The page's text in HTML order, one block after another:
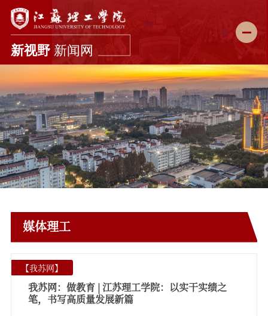
学校要闻
综合新闻
科教动态
媒体理工
图说校园
校报在线
融媒矩阵
媒体理工
【我苏网】
我苏网：做教育 | 江苏理工学院：以实干实绩之
笔，书写高质量发展新篇